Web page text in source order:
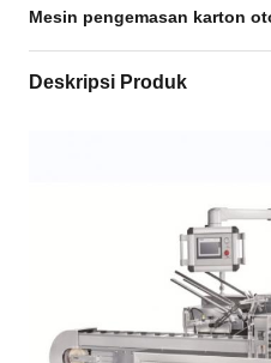
Mesin pengemasan karton
Deskripsi Produk